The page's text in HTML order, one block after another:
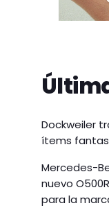
Dockweiler
ítems
Mercedes-
nuevo
para la